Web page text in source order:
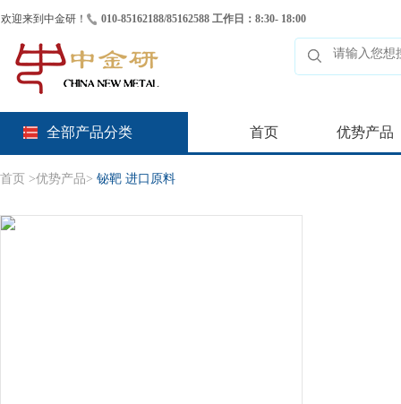
欢迎来到中金研！ 010-85162188/85162588 工作日：8:30- 18:00
全部产品分类 首页 优势产品
首页 >优势产品> 铋靶 进口原料